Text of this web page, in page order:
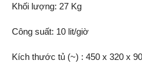
Khối lượng: 27 Kg
Công suất: 10 lit/giờ
Kích thước tủ (~) : 450 x 320 x